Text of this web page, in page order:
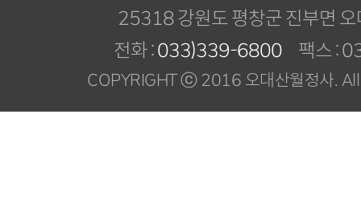
25318 강원도 평창군 진부면
전화 :033)339-6800 팩스 :
COPYRIGHT ⓒ 2016 오대산월정사.